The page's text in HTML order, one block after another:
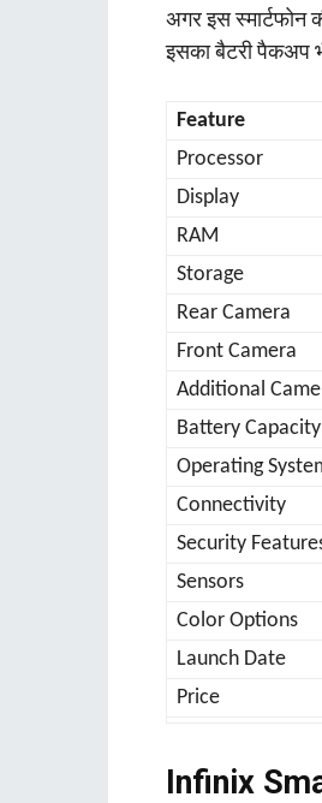
अगर इस स्‍मार्टफोन
इसका बैटरी पैकअप
Feature
Processor
Display
RAM
Storage
Rear Camera
Front Camera
Additional
Battery Capacity
Operating
Connectivity
Security
Sensors
Color Options
Launch Date
Price
Infinix